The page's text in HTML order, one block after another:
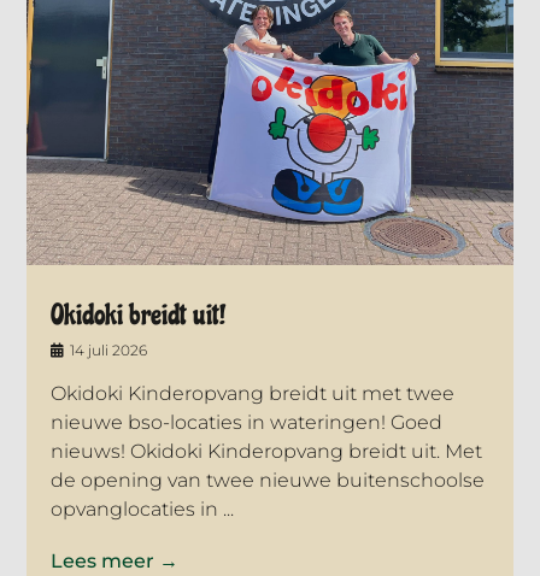
Okidoki breidt uit!
14 juli 2026
Okidoki Kinderopvang breidt uit met twee
nieuwe bso-locaties in wateringen! Goed
nieuws! Okidoki Kinderopvang breidt uit. Met
de opening van twee nieuwe buitenschoolse
opvanglocaties in ...
Lees meer →